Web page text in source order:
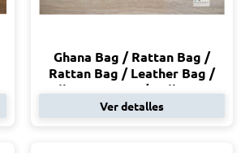
Ghana Bag / Rattan Bag /
Rattan Bag / Leather Bag /
Bali Rattan Bag / Bali Rattan
Bag
Ver detalles